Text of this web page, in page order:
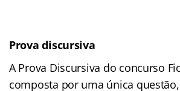
Prova discursiva
A Prova Discursiva do concurso
composta por uma única